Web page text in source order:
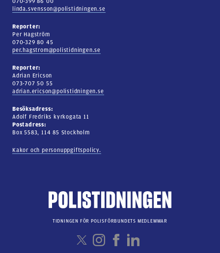
linda.svensson@polistidningen.se
Reporter:
Per Hagström
070-329 80 45
per.hagstrom@polistidningen.se
Reporter:
Adrian Ericson
073-707 50 55
adrian.ericson@polistidningen.se
Besöksadress:
Adolf Fredriks kyrkogata 11
Postadress:
Box 5583, 114 85 Stockholm
Kakor och personuppgiftspolicy.
TIDNINGEN FÖR POLISFÖRBUNDETS MEDLEMMAR